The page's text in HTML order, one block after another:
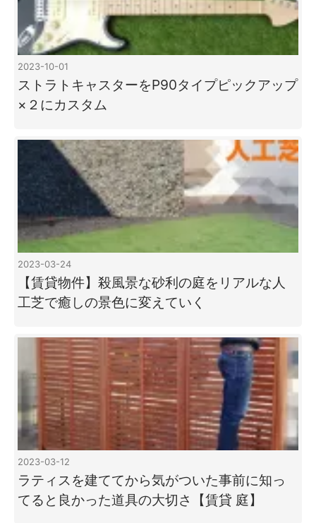
2023-10-01
ストラトキャスターをP90タイプピックアップ
×２にカスタム
2023-03-24
【賃貸物件】殺風景な砂利の庭をリアルな人
工芝で癒しの景色に変えていく
2023-03-12
ラティスを建ててから気がついた事前に知っ
てると良かった道具の大切さ【賃貸 庭】